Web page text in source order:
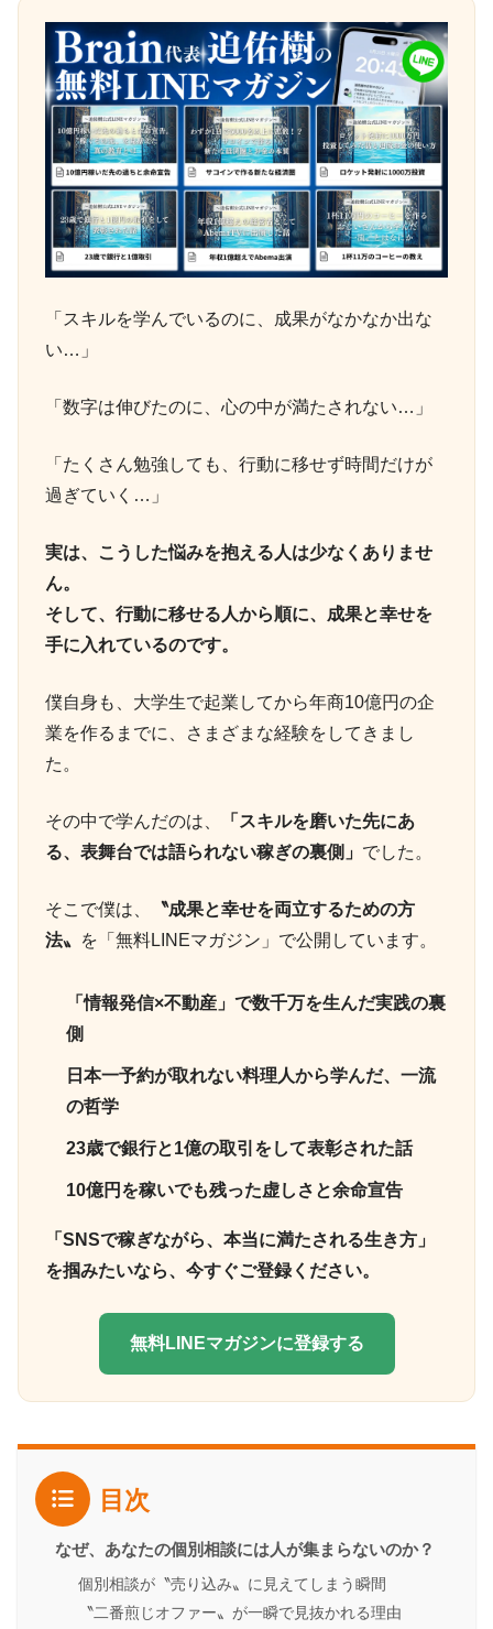
「スキルを学んでいるのに、成果がなかなか出な
い…」
「数字は伸びたのに、心の中が満たされない…」
「たくさん勉強しても、行動に移せず時間だけが
過ぎていく…」
実は、こうした悩みを抱える人は少なくありませ
ん。
そして、行動に移せる人から順に、成果と幸せを
手に入れているのです。
僕自身も、大学生で起業してから年商10億円の企
業を作るまでに、さまざまな経験をしてきまし
た。
その中で学んだのは、
「スキルを磨いた先にあ
る、表舞台では語られない稼ぎの裏側」 でした。
そこで僕は、
〝成果と幸せを両立するための方
法〟
を「無料LINEマガジン」で公開しています。
「情報発信×不動産」で数千万を生んだ実践の裏
側
日本一予約が取れない料理人から学んだ、一流
の哲学
23歳で銀行と1億の取引をして表彰された話
10億円を稼いでも残った虚しさと余命宣告
「SNSで稼ぎながら、本当に満たされる生き方」
を掴みたいなら、今すぐご登録ください。
無料LINEマガジンに登録する
目次
なぜ、あなたの個別相談には人が集まらないのか？
個別相談が〝売り込み〟に見えてしまう瞬間
〝二番煎じオファー〟が一瞬で見抜かれる理由